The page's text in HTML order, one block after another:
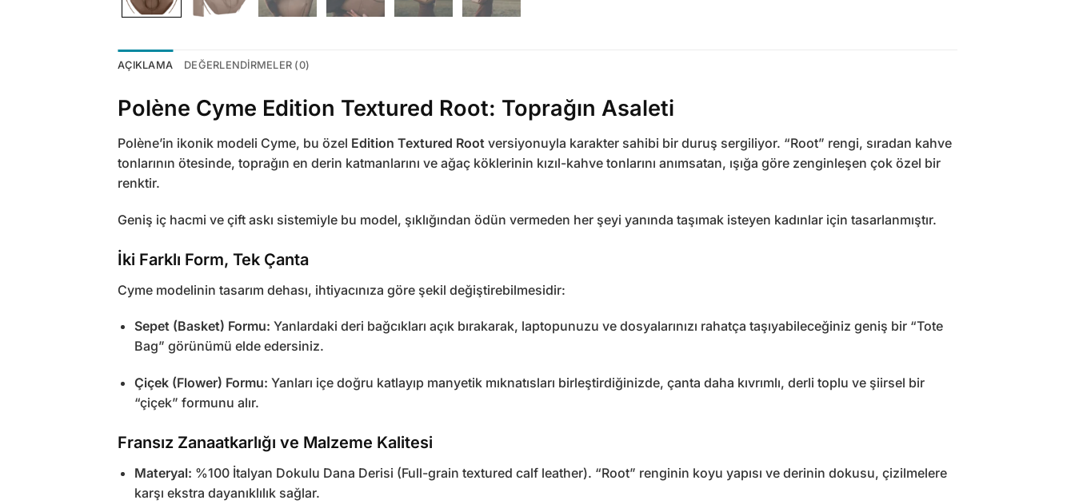
AÇIKLAMA DEĞERLENDIRMELER (0)
Polène Cyme Edition Textured Root: Toprağın Asaleti
Polène’in ikonik modeli Cyme, bu özel Edition Textured Root versiyonuyla karakter sahibi bir duruş sergiliyor. “Root” rengi, sıradan kahve
tonlarının ötesinde, toprağın en derin katmanlarını ve ağaç köklerinin kızıl-kahve tonlarını anımsatan, ışığa göre zenginleşen çok özel bir
renktir.
Geniş iç hacmi ve çift askı sistemiyle bu model, şıklığından ödün vermeden her şeyi yanında taşımak isteyen kadınlar için tasarlanmıştır.
İki Farklı Form, Tek Çanta
Cyme modelinin tasarım dehası, ihtiyacınıza göre şekil değiştirebilmesidir:
Sepet (Basket) Formu: Yanlardaki deri bağcıkları açık bırakarak, laptopunuzu ve dosyalarınızı rahatça taşıyabileceğiniz geniş bir “Tote
Bag” görünümü elde edersiniz.
Çiçek (Flower) Formu: Yanları içe doğru katlayıp manyetik mıknatısları birleştirdiğinizde, çanta daha kıvrımlı, derli toplu ve şiirsel bir
“çiçek” formunu alır.
Fransız Zanaatkarlığı ve Malzeme Kalitesi
Materyal: %100 İtalyan Dokulu Dana Derisi (Full-grain textured calf leather). “Root” renginin koyu yapısı ve derinin dokusu, çizilmelere
karşı ekstra dayanıklılık sağlar.